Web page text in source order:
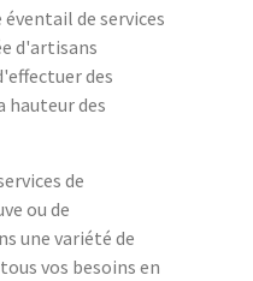
de services
d'artisans
des
hauteur des
de
ou de
une variété de
vos besoins en